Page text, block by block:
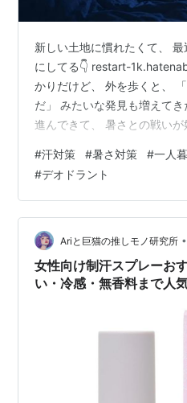
新しい土地に慣れたくて、
にしてる👇 restart-
かりだけど、 外を歩くと、
だ」 みたいな発見も増えて
進んできて、 暑さとの戦い
……みたいな感じじゃないで
わないけど、 かなり夏と冬が
夏と冬だったらどっち派です
にか少しでも快適に過ごした
ば、 服にひんやりスプレー
#汗対策 #暑さ対策 #一人
#デオドラント
Ariと巨猫の推しモノ研究所 •
女性向け制汗スプレーお
い・冷感・無香料まで人